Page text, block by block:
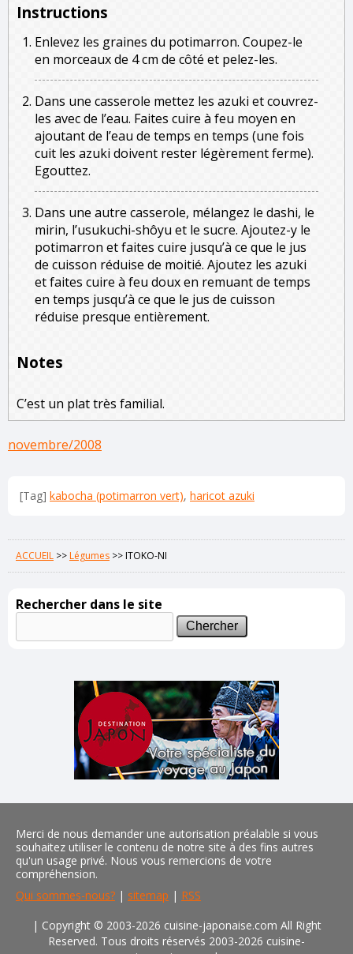
Instructions
Enlevez les graines du potimarron. Coupez-le
en morceaux de 4 cm de côté et pelez-les.
Dans une casserole mettez les azuki et couvrez-
les avec de l’eau. Faites cuire à feu moyen en
ajoutant de l’eau de temps en temps (une fois
cuit les azuki doivent rester légèrement ferme).
Egouttez.
Dans une autre casserole, mélangez le dashi, le
mirin, l’usukuchi-shôyu et le sucre. Ajoutez-y le
potimarron et faites cuire jusqu’à ce que le jus
de cuisson réduise de moitié. Ajoutez les azuki
et faites cuire à feu doux en remuant de temps
en temps jusqu’à ce que le jus de cuisson
réduise presque entièrement.
Notes
C’est un plat très familial.
novembre/2008
[Tag] kabocha (potimarron vert), haricot azuki
ACCUEIL >>Légumes >>ITOKO-NI
Rechercher dans le site
Merci de nous demander une autorisation préalable si vous
souhaitez utiliser le contenu de notre site à des fins autres
qu'un usage privé. Nous vous remercions de votre
compréhension.
Qui sommes-nous? | sitemap | RSS
| Copyright © 2003-2026 cuisine-japonaise.com All Right
Reserved. Tous droits réservés 2003-2026 cuisine-